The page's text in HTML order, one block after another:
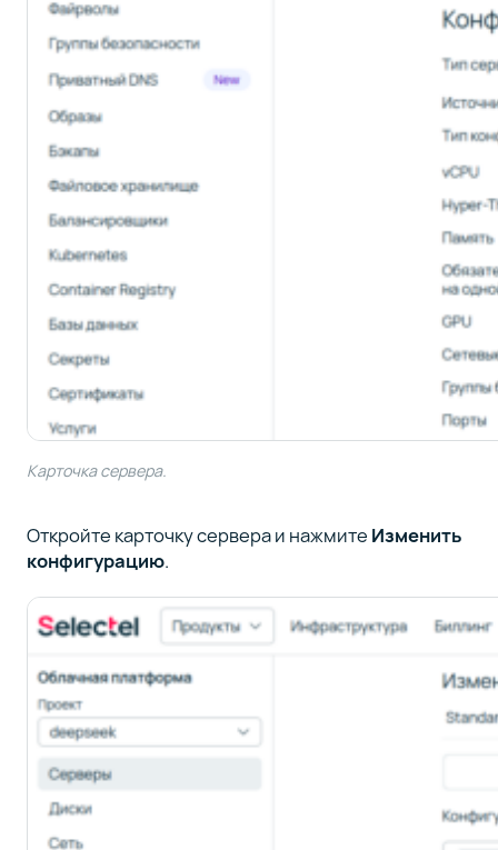
Карточка сервера.
Откройте карточку сервера и нажмите Изменить
конфигурацию.